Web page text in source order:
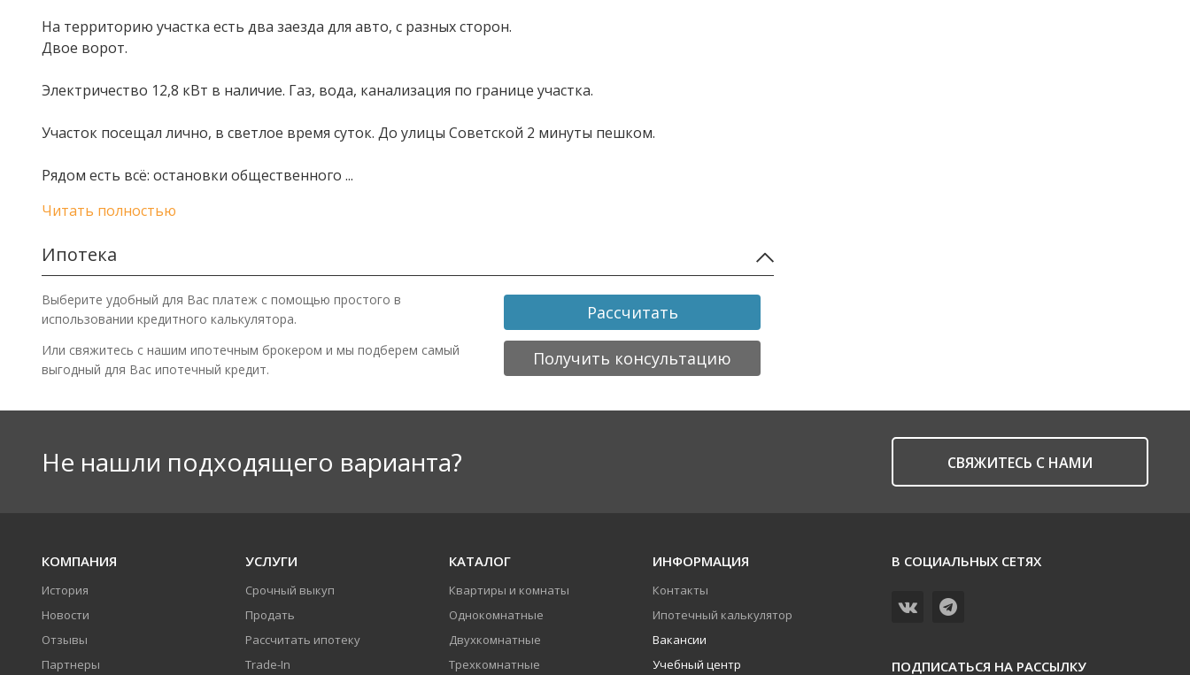
На территорию участка есть два заезда для авто, с разных сторон.
Двое ворот.
Электричество 12,8 кВт в наличие. Газ, вода, канализация по границе участка.
Участок посещал лично, в светлое время суток. До улицы Советской 2 минуты пешком.
Рядом есть всё: остановки общественного ...
Читать полностью
Ипотека
Выберите удобный для Вас платеж с помощью простого в
использовании кредитного калькулятора.
Рассчитать
Или свяжитесь с нашим ипотечным брокером и мы подберем самый
выгодный для Вас ипотечный кредит.
Получить консультацию
Не нашли подходящего варианта? CВЯЖИТЕСЬ С НАМИ
КОМПАНИЯ
История
Новости
Отзывы
Партнеры
УСЛУГИ
Срочный выкуп
Продать
Рассчитать ипотеку
Trade-In
КАТАЛОГ
Квартиры и комнаты
Однокомнатные
Двухкомнатные
Трехкомнатные
ИНФОРМАЦИЯ
Контакты
Ипотечный калькулятор
Вакансии
Учебный центр
В СОЦИАЛЬНЫХ СЕТЯХ
ПОДПИСАТЬСЯ НА РАССЫЛКУ